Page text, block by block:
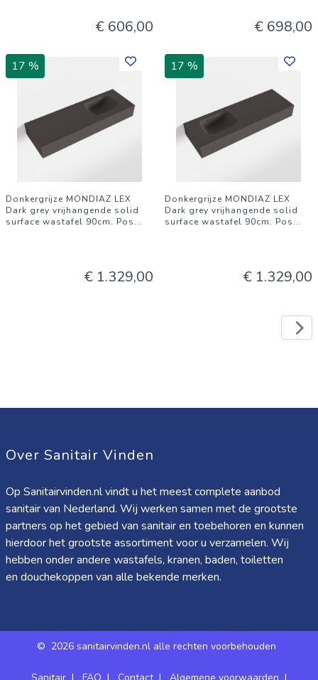
€ 606,00 € 698,00
17 %
Donkergrijze MONDIAZ LEX
Dark grey vrijhangende solid
surface wastafel 90cm. Pos...
€ 1.329,00
17 %
Donkergrijze MONDIAZ LEX
Dark grey vrijhangende solid
surface wastafel 90cm. Pos...
€ 1.329,00
Over Sanitair Vinden
Op Sanitairvinden.nl vindt u het meest complete aanbod
sanitair van Nederland. Wij werken samen met de grootste
partners op het gebied van sanitair en toebehoren en kunnen
hierdoor het grootste assortiment voor u verzamelen. Wij
hebben onder andere wastafels, kranen, baden, toiletten
en douchekoppen van alle bekende merken.
© 2026 sanitairvinden.nl alle rechten voorbehouden